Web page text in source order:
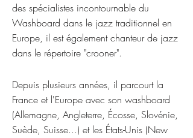
des spécialistes incontournable du
Washboard dans le jazz traditionnel en
Europe, il est également chanteur de jazz
dans le répertoire "crooner".
Depuis plusieurs années, il parcourt la
France et l'Europe avec son washboard
(Allemagne, Angleterre, Écosse, Slovénie,
Suède, Suisse...) et les États-Unis (New